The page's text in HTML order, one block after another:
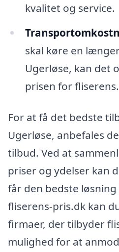
kvalitet og service.
skal køre en
Ugerløse, kan det
prisen for fliserens.
For at få det bedste
Ugerløse, anbefales
tilbud. Ved at
priser og ydelser kan
får den bedste løsning
fliserens-pris.dk kan
firmaer, der tilbyder
mulighed for at